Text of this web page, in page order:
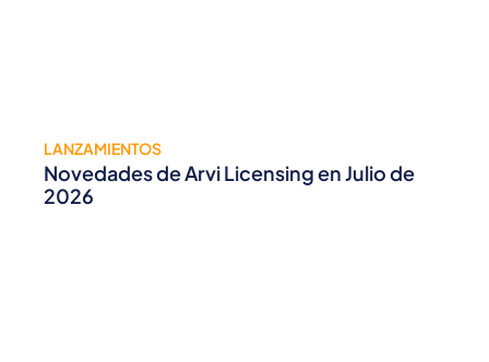
LANZAMIENTOS
Novedades de Arvi Licensing en Julio de
2026